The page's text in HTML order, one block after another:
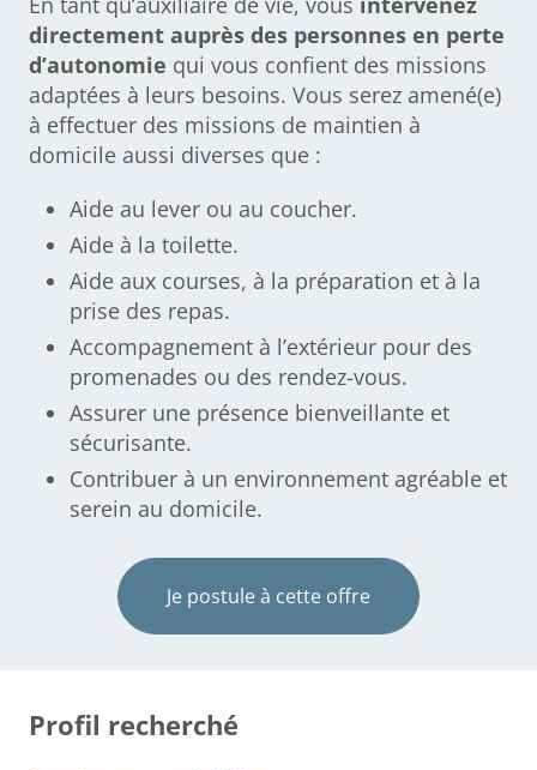
directement auprès des personnes en perte
d’autonomie qui vous confient des missions
adaptées à leurs besoins. Vous serez amené(e)
à effectuer des missions de maintien à
domicile aussi diverses que :
Aide au lever ou au coucher.
Aide à la toilette.
Aide aux courses, à la préparation et à la
prise des repas.
Accompagnement à l’extérieur pour des
promenades ou des rendez-vous.
Assurer une présence bienveillante et
sécurisante.
Contribuer à un environnement agréable et
serein au domicile.
Je postule à cette offre
Profil recherché